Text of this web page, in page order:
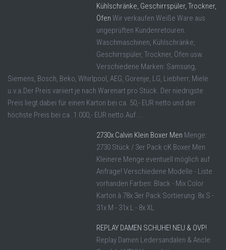
Kühlschränke, Geschirrspüler, Trockner,
Öfen Wir verkaufen Weiße Ware aus
ungeprüften Kundenretouren.
Waschmaschinen, Kühlschränke,
Geschirrspüler, Trockner, Öfen usw.
Verschiedene Marken: Samsung,
Siemens, Bosch, Beko, Whirlpool, AEG, Gorenje, LG, Liebherr, Miele
u.v.a.Der Preis variiert je nach Warenart pro Stück. Der niedrigste
Preis liegt dabei für einen Karton bei ca. 50,- EUR netto und der
höchste Preis bei ca. 1.000,- EUR netto.Auf ...
2730x Calvin Klein Boxer Men Menge:
2730 Stück / 3er Pack cK Boxer Men
Kleinere Menge eventuell möglich auf
Anfrage! Verschiedene Modelle - Liste
vorhanden Farben: Black - Mix Color
Karton à 78x 3er Pack Sortierung: 8x S -
31x M - 31x L - 8x XL
REPLAY DAMEN SCHUHE! NEU & OVP!
Replay Damen Ledersandalen & Ancle